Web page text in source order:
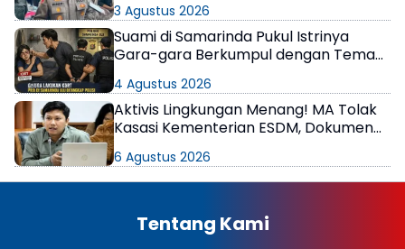
3 Agustus 2026
Suami di Samarinda Pukul Istrinya
Gara-gara Berkumpul dengan Teman
4 Agustus 2026
Aktivis Lingkungan Menang! MA Tolak
Kasasi Kementerian ESDM, Dokumen
Publik
6 Agustus 2026
Tentang Kami